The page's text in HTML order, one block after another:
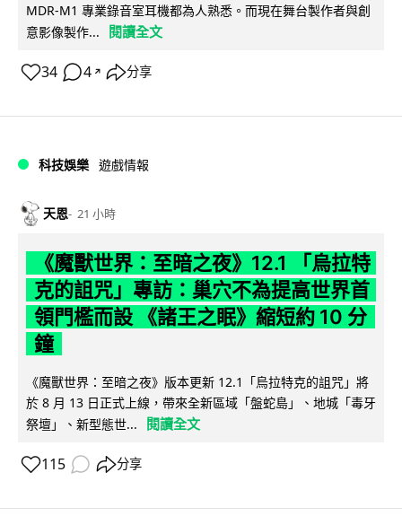
MDR-M1 專業錄音室耳機都為人熟悉。而現在舞台製作者與創
意影像製作...
閱讀全文
34 4 ↗ 分享
科技娛樂 遊戲情報
天恩 21 小時
《魔獸世界：至暗之夜》12.1 「烏拉特
克的詛咒」專訪：巢穴不為提高世界首
領門檻而設 《諸王之眠》縮短約 10 分
鐘
《魔獸世界：至暗之夜》版本更新 12.1「烏拉特克的詛咒」將
於 8 月 13 日正式上線，帶來全新區域「盤蛇島」、地城「毒牙
祭壇」、新型態世...
閱讀全文
115 分享